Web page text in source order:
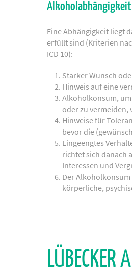
Alkoholabhängigkeit
Eine Abhängigkeit liegt
erfüllt sind (Kriterien
ICD 10):
Starker Wunsch
Hinweis auf eine
Alkoholkonsum,
oder zu vermeiden,
Hinweise für
bevor die
Eingeengtes
richtet sich danach
Interessen und
Der
körperliche,
LÜBECKER